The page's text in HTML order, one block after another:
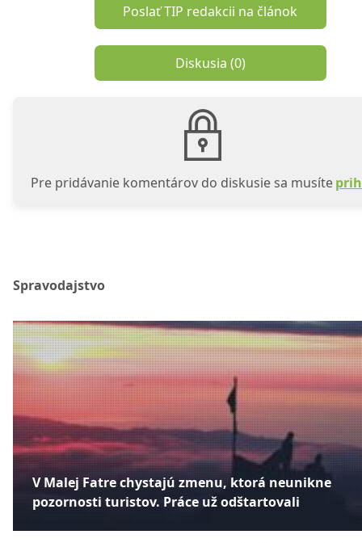
Poslať TIP redakcii na článok
Diskusia (0)
Pre pridávanie komentárov do diskusie sa musíte
Spravodajstvo
V Malej Fatre chystajú zmenu, ktorá neunikne
pozornosti turistov. Práce už odštartovali